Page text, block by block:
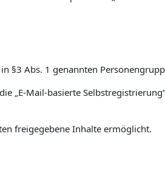
§3 Abs. 1 genannten
„E-Mail-basierte
freigegebene Inhalte ermöglicht.